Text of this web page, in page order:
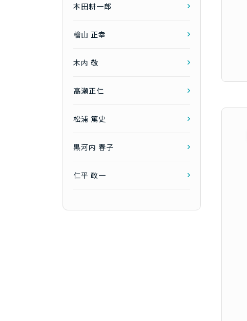
本田耕一郎
檜山 正幸
木内 敬
高瀬正仁
松浦 篤史
黒河内 春子
仁平 政一